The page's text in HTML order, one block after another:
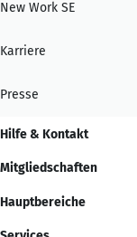
New Work SE
Karriere
Presse
Hilfe & Kontakt
Mitgliedschaften
Hauptbereiche